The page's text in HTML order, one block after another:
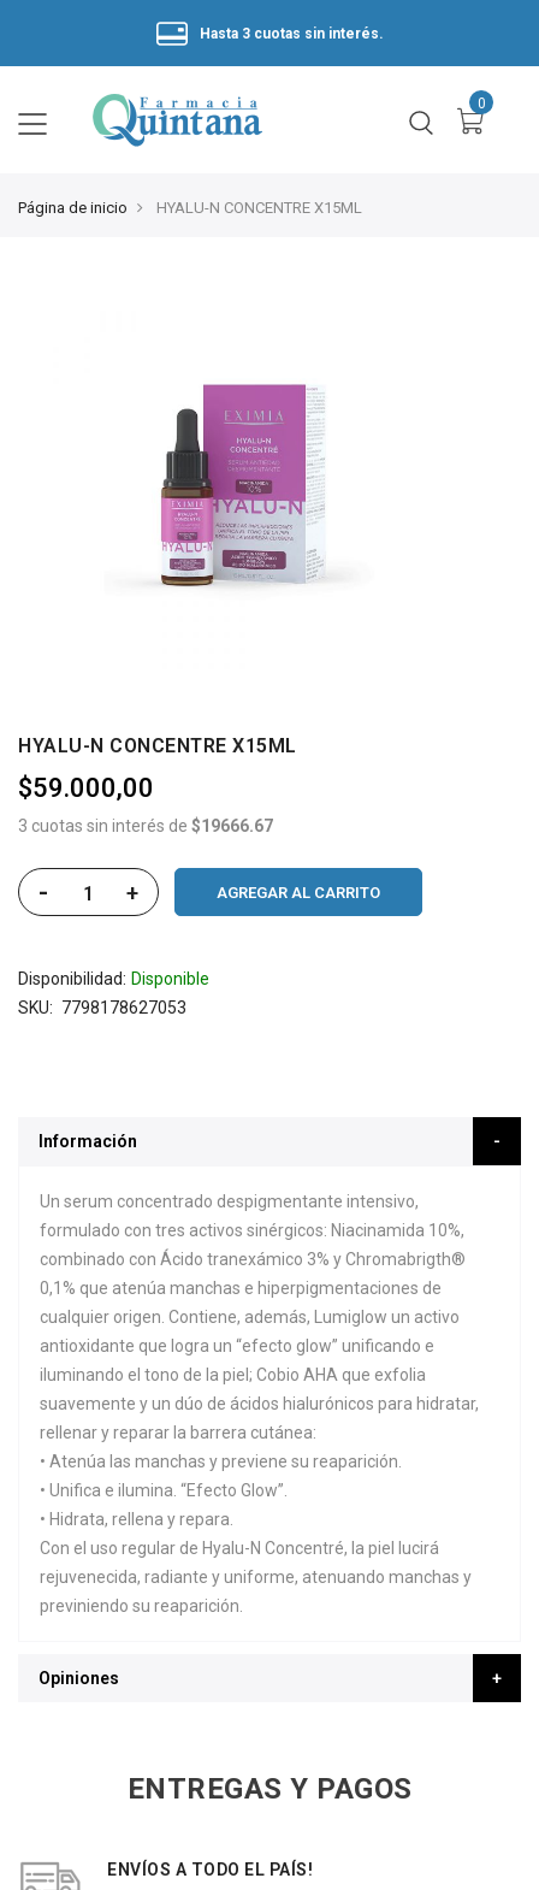
Hasta 3 cuotas sin interés.
Página de inicio HYALU-N CONCENTRE X15ML
HYALU-N CONCENTRE X15ML
$59.000,00
3 cuotas sin interés de $19666.67
- + AGREGAR AL CARRITO
Disponibilidad: Disponible
SKU
7798178627053
Información
Un serum concentrado despigmentante intensivo,
formulado con tres activos sinérgicos: Niacinamida 10%,
combinado con Ácido tranexámico 3% y Chromabrigth®
0,1% que atenúa manchas e hiperpigmentaciones de
cualquier origen. Contiene, además, Lumiglow un activo
antioxidante que logra un “efecto glow” unificando e
iluminando el tono de la piel; Cobio AHA que exfolia
suavemente y un dúo de ácidos hialurónicos para hidratar,
rellenar y reparar la barrera cutánea:
• Atenúa las manchas y previene su reaparición.
• Unifica e ilumina. “Efecto Glow”.
• Hidrata, rellena y repara.
Con el uso regular de Hyalu-N Concentré, la piel lucirá
rejuvenecida, radiante y uniforme, atenuando manchas y
previniendo su reaparición.
Opiniones
ENTREGAS Y PAGOS
ENVÍOS A TODO EL PAÍS!